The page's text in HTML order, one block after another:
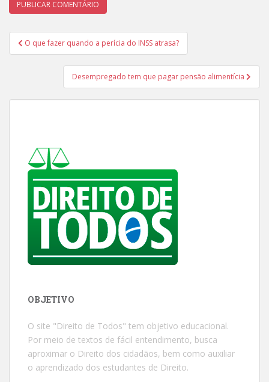
Navegação
de
O que fazer quando a perícia do INSS atrasa?
Desempregado tem que pagar pensão alimentícia
OBJETIVO
O site "Direito de Todos" tem objetivo educacional.
Por meio de textos de fácil entendimento, busca
aproximar o Direito dos cidadãos, bem como auxiliar
o aprendizado dos estudantes de Direito.